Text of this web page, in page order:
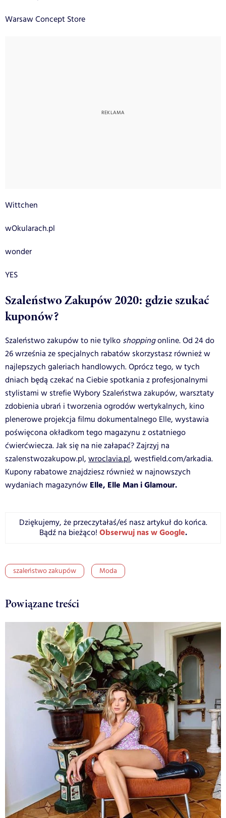
Warsaw Concept Store
Wittchen
wOkularach.pl
wonder
YES
Szaleństwo Zakupów 2020: gdzie szukać
kuponów?
Szaleństwo zakupów to nie tylko shoppingonline. Od 24 do
26 września ze specjalnych rabatów skorzystasz również w
najlepszych galeriach handlowych. Oprócz tego, w tych
dniach będą czekać na Ciebie spotkania z profesjonalnymi
stylistami w strefie Wybory Szaleństwa zakupów, warsztaty
zdobienia ubrań i tworzenia ogrodów wertykalnych, kino
plenerowe projekcja filmu dokumentalnego Elle, wystawia
poświęcona okładkom tego magazynu z ostatniego
ćwierćwiecza. Jak się na nie załapać? Zajrzyj na
szalenstwozakupow.pl, wroclavia.pl, westfield.com/arkadia.
Kupony rabatowe znajdziesz również w najnowszych
wydaniach magazynów Elle, Elle Man i Glamour.
Dziękujemy, że przeczytałaś/eś nasz artykuł do końca.
Bądź na bieżąco! Obserwuj nas w Google.
szaleństwo zakupów Moda
Powiązane treści